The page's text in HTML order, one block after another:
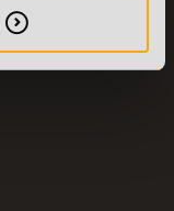
Mentaltrainer
Motivationstrainer